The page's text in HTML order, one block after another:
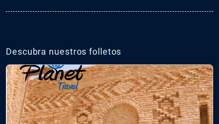
Descubra nuestros folletos